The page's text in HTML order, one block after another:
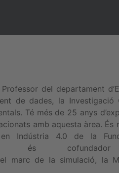
del departament
de dades, la Investigació
Té més de 25 anys
amb aquesta àrea. És
Indústria 4.0 de la
és cofundador
marc de la simulació, la